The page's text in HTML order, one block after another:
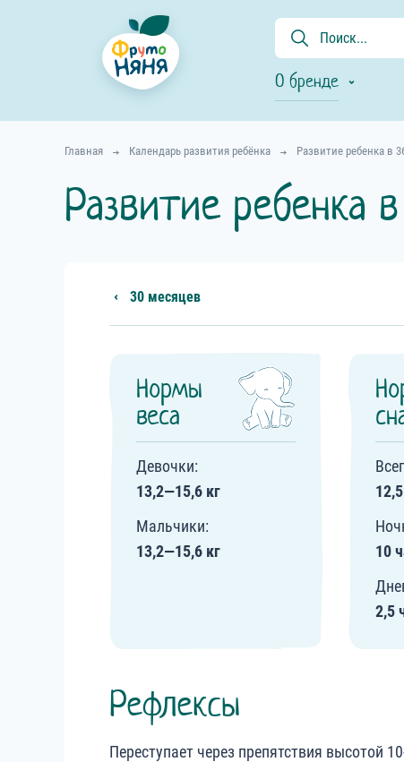
О бренде
Главная Календарь развития ребёнка Развитие ребенка в
Развитие ребенка
30 месяцев
Нормы
веса
Девочки:
13,2—15,6 кг
Мальчики:
13,2—15,6 кг
10
2,5
Рефлексы
Переступает через препятствия высотой